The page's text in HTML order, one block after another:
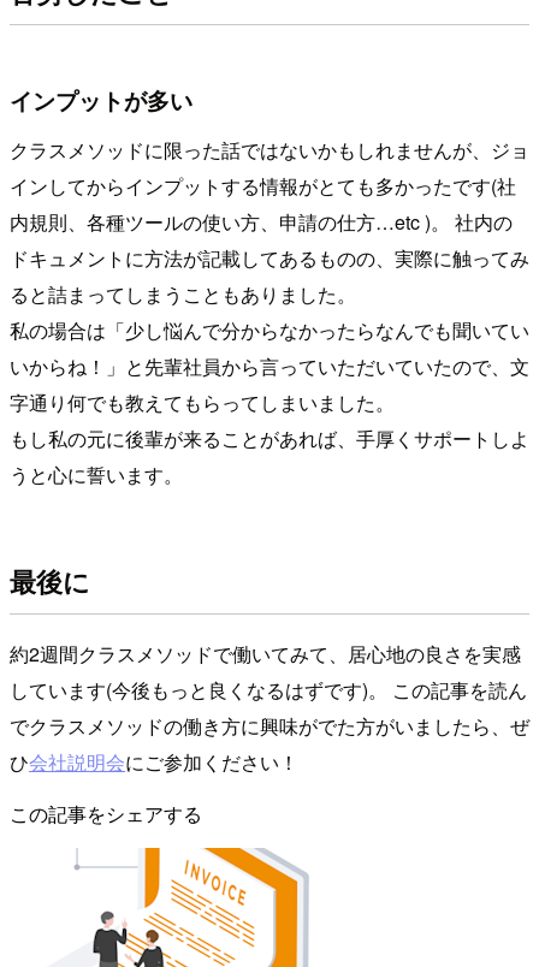
インプットが多い
クラスメソッドに限った話ではないかもしれませんが、ジョ
インしてからインプットする情報がとても多かったです(社
内規則、各種ツールの使い方、申請の仕方…etc )。 社内の
ドキュメントに方法が記載してあるものの、実際に触ってみ
ると詰まってしまうこともありました。
私の場合は「少し悩んで分からなかったらなんでも聞いてい
いからね！」と先輩社員から言っていただいていたので、文
字通り何でも教えてもらってしまいました。
もし私の元に後輩が来ることがあれば、手厚くサポートしよ
うと心に誓います。
最後に
約2週間クラスメソッドで働いてみて、居心地の良さを実感
しています(今後もっと良くなるはずです)。 この記事を読ん
でクラスメソッドの働き方に興味がでた方がいましたら、ぜ
ひ会社説明会にご参加ください！
この記事をシェアする